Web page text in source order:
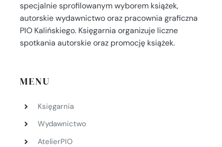
specjalnie sprofilowanym wyborem książek,
autorskie wydawnictwo oraz pracownia graficzna
PIO Kalińskiego. Księgarnia organizuje liczne
spotkania autorskie oraz promocję książek.
MENU
Księgarnia
Wydawnictwo
AtelierPIO